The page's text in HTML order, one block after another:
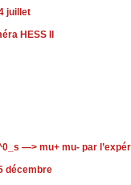
juillet
HESS II
—> mu+ mu- par
décembre